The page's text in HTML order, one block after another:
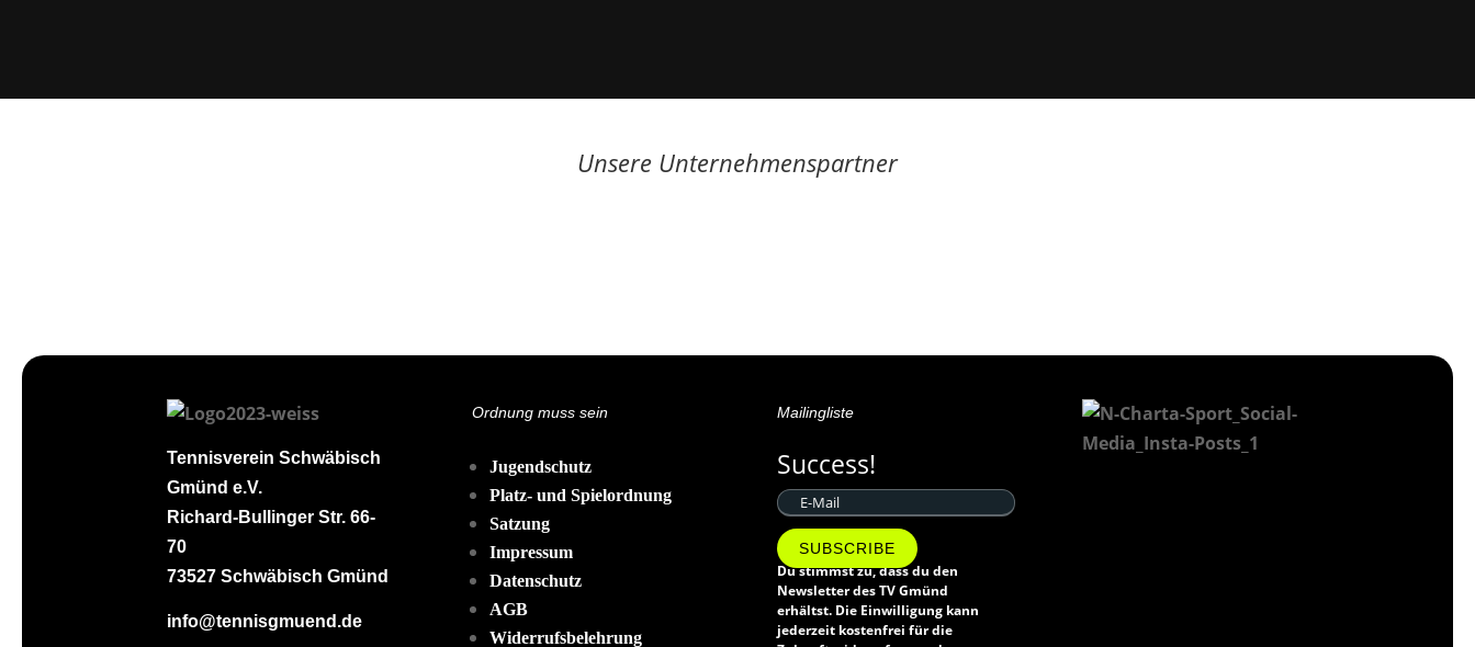
Unsere Unternehmenspartner
Tennisverein Schwäbisch
Gmünd e.V.
Richard-Bullinger Str. 66-
70
73527 Schwäbisch Gmünd
info@tennisgmuend.de
Ordnung muss sein
Jugendschutz
Platz- und Spielordnung
Satzung
Impressum
Datenschutz
AGB
Widerrufsbelehrung
Mailingliste
Success!
SUBSCRIBE
Du stimmst zu, dass du den
Newsletter des TV Gmünd
erhältst. Die Einwilligung kann
jederzeit kostenfrei für die